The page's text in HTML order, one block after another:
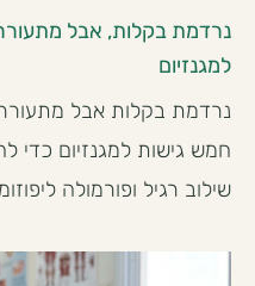
למגנזיום
נרדמת בקלות אבל
חמש גישות למגנזיום כדי
שילוב רגיל ופורמולה